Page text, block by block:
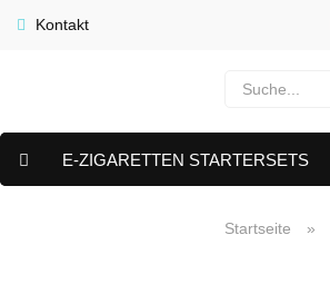
Kontakt
E-ZIGARETTEN STARTERSETS
Startseite »